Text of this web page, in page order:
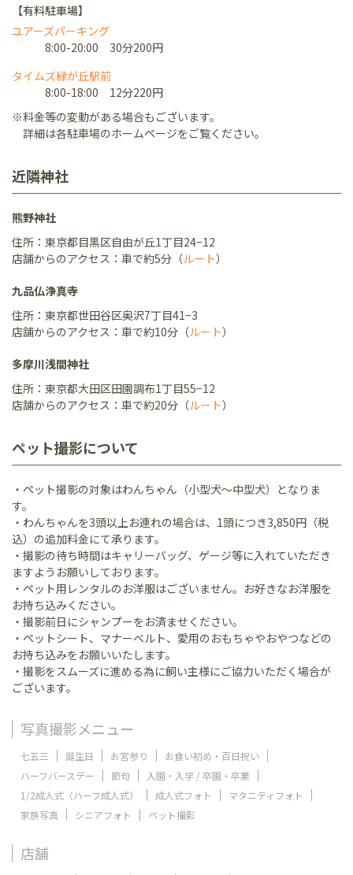
【有料駐車場】
ユアーズパーキング
8:00-20:00 30分200円
タイムズ緑が丘駅前
8:00-18:00 12分220円
※料金等の変動がある場合もございます。
詳細は各駐車場のホームページをご覧ください。
近隣神社
熊野神社
住所：東京都目黒区自由が丘1丁目24−12
店舗からのアクセス：車で約5分（ルート）
九品仏浄真寺
住所：東京都世田谷区奥沢7丁目41−3
店舗からのアクセス：車で約10分（ルート）
多摩川浅間神社
住所：東京都大田区田園調布1丁目55−12
店舗からのアクセス：車で約20分（ルート）
ペット撮影について
・ペット撮影の対象はわんちゃん（小型犬～中型犬）となりま
す。
・わんちゃんを3頭以上お連れの場合は、1頭につき3,850円（税
込）の追加料金にて承ります。
・撮影の待ち時間はキャリーバッグ、ゲージ等に入れていただき
ますようお願いしております。
・ペット用レンタルのお洋服はございません。お好きなお洋服を
お持ち込みください。
・撮影前日にシャンプーをお済ませください。
・ペットシート、マナーベルト、愛用のおもちゃやおやつなどの
お持ち込みをお願いいたします。
・撮影をスムーズに進める為に飼い主様にご協力いただく場合が
ございます。
写真撮影メニュー
七五三 誕生日 お宮参り
お食い初め・百日祝い
ハーフバースデー
節句
入園・入学 / 卒園・卒業
1/2成人式（ハーフ成人式）
成人式フォト
マタニティフォト
家族写真
シニアフォト ペット撮影
店舗